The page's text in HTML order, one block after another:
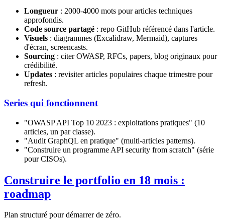
Longueur : 2000-4000 mots pour articles techniques
approfondis.
Code source partagé : repo GitHub référencé dans l'article.
Visuels : diagrammes (Excalidraw, Mermaid), captures
d'écran, screencasts.
Sourcing : citer OWASP, RFCs, papers, blog originaux pour
crédibilité.
Updates : revisiter articles populaires chaque trimestre pour
refresh.
Series qui fonctionnent
"OWASP API Top 10 2023 : exploitations pratiques" (10
articles, un par classe).
"Audit GraphQL en pratique" (multi-articles patterns).
"Construire un programme API security from scratch" (série
pour CISOs).
Construire le portfolio en 18 mois :
roadmap
Plan structuré pour démarrer de zéro.